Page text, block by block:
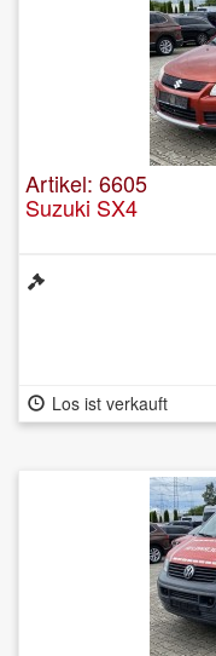
Artikel: 6605
Suzuki SX4
Los ist verkauft